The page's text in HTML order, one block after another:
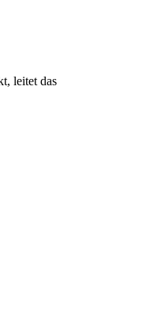
leitet das